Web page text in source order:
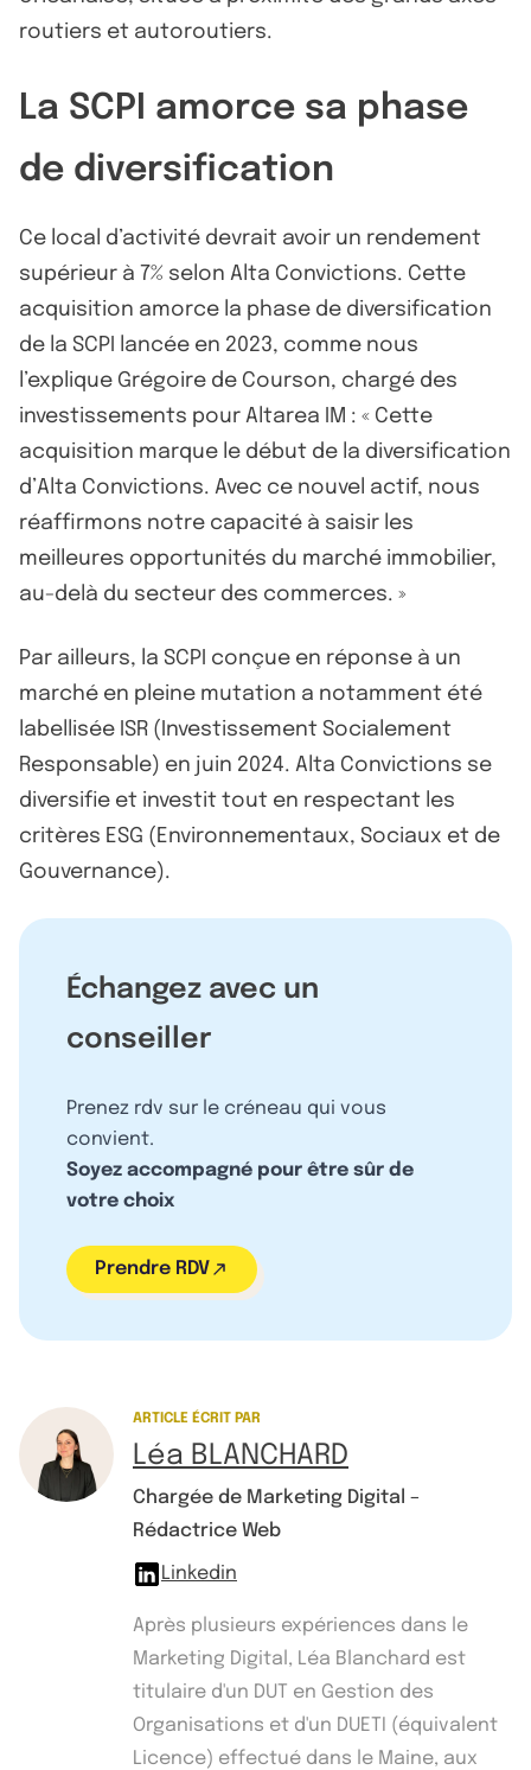
routiers et autoroutiers.
La SCPI amorce sa phase
de diversification
Ce local d’activité devrait avoir un rendement
supérieur à 7% selon Alta Convictions. Cette
acquisition amorce la phase de diversification
de la SCPI lancée en 2023, comme nous
l’explique Grégoire de Courson, chargé des
investissements pour Altarea IM : « Cette
acquisition marque le début de la diversification
d’Alta Convictions. Avec ce nouvel actif, nous
réaffirmons notre capacité à saisir les
meilleures opportunités du marché immobilier,
au-delà du secteur des commerces. »
Par ailleurs, la SCPI conçue en réponse à un
marché en pleine mutation a notamment été
labellisée ISR (Investissement Socialement
Responsable) en juin 2024. Alta Convictions se
diversifie et investit tout en respectant les
critères ESG (Environnementaux, Sociaux et de
Gouvernance).
Échangez avec un
conseiller
Prenez rdv sur le créneau qui vous
convient.
Soyez accompagné pour être sûr de
votre choix
Prendre RDV
ARTICLE ÉCRIT PAR
Léa BLANCHARD
Chargée de Marketing Digital –
Rédactrice Web
Linkedin
Après plusieurs expériences dans le
Marketing Digital, Léa Blanchard est
titulaire d'un DUT en Gestion des
Organisations et d'un DUETI (équivalent
Licence) effectué dans le Maine, aux